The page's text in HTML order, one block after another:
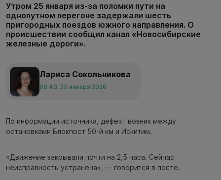
Утром 25 января из-за поломки пути на
однопутном перегоне задержали шесть
пригородных поездов южного направления. О
происшествии сообщил канал «Новосибирские
железные дороги».
Лариса Сокольникова
06:43, 25 января 2026
По информации источника, дефект возник между
остановками Блокпост 50-й км и Искитим.
«Движение закрывали почти на 2,5 часа. Сейчас
неисправность устранена», — говорится в посте.